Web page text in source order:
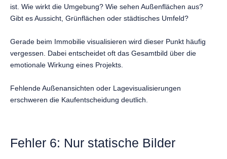
ist. Wie wirkt die Umgebung? Wie sehen Außenflächen aus?
Gibt es Aussicht, Grünflächen oder städtisches Umfeld?
Gerade beim Immobilie visualisieren wird dieser Punkt häufig
vergessen. Dabei entscheidet oft das Gesamtbild über die
emotionale Wirkung eines Projekts.
Fehlende Außenansichten oder Lagevisualisierungen
erschweren die Kaufentscheidung deutlich.
Fehler 6: Nur statische Bilder